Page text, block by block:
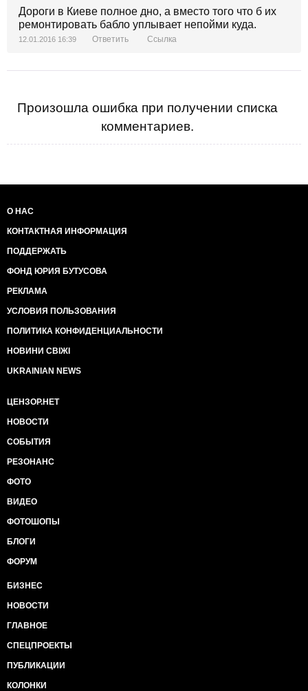
Дороги в Киеве полное дно, а вместо того что б их
ремонтировать бабло уплывает непойми куда.
12.01.2016 16:39 Ответить Ссылка
Произошла ошибка при получении списка
комментариев.
О НАС
КОНТАКТНАЯ ИНФОРМАЦИЯ
ПОДДЕРЖАТЬ
ФОНД ЮРИЯ БУТУСОВА
РЕКЛАМА
УСЛОВИЯ ПОЛЬЗОВАНИЯ
ПОЛИТИКА КОНФИДЕНЦИАЛЬНОСТИ
НОВИНИ СВІЖІ
UKRAINIAN NEWS
ЦЕНЗОР.НЕТ
НОВОСТИ
СОБЫТИЯ
РЕЗОНАНС
ФОТО
ВИДЕО
ФОТОШОПЫ
БЛОГИ
ФОРУМ
БИЗНЕС
НОВОСТИ
ГЛАВНОЕ
СПЕЦПРОЕКТЫ
ПУБЛИКАЦИИ
КОЛОНКИ